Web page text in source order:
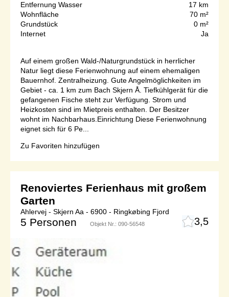
Entfernung Wasser
17 km
Wohnfläche
70 m²
Grundstück
0 m²
Internet
Ja
Auf einem großen Wald-/Naturgrundstück in herrlicher
Natur liegt diese Ferienwohnung auf einem ehemaligen
Bauernhof. Zentralheizung. Gute Angelmöglichkeiten im
Gebiet - ca. 1 km zum Bach Skjern Å. Tiefkühlgerät für die
gefangenen Fische steht zur Verfügung. Strom und
Heizkosten sind im Mietpreis enthalten. Der Besitzer
wohnt im Nachbarhaus.Einrichtung Diese Ferienwohnung
eignet sich für 6 Pe...
Zu Favoriten hinzufügen
Renoviertes Ferienhaus mit großem
Garten
Ahlervej - Skjern Aa - 6900 - Ringkøbing Fjord
5 Personen Objekt Nr.: 090-56548 3,5